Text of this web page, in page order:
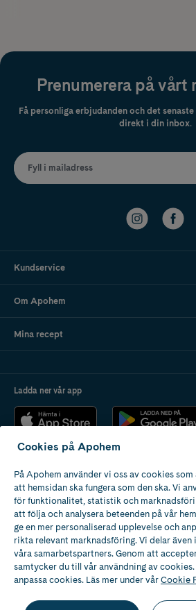
Prenumerera på vårt
Få personliga erbjudanden och det
direkt i din inbox.
Fyll i mailadress
Kundservice
Om Apohem
Mina recept
Ladda ner vår app
Apotek med tillstånd
av Läkemedelsverket
Cookies på Apohem
På Apohem använder vi oss av cookies
att hemsidan ska fungera som den ska. Vi
för funktionalitet, statistik och
att följa och analysera beteenden på vår
ge en mer personaliserad upplevelse och
rikta relevant marknadsföring. Vi delar
våra samarbetspartners. Genom att
samtycker du till vår användning av cookies.
anpassa cookies. Läs mer under vårCookie